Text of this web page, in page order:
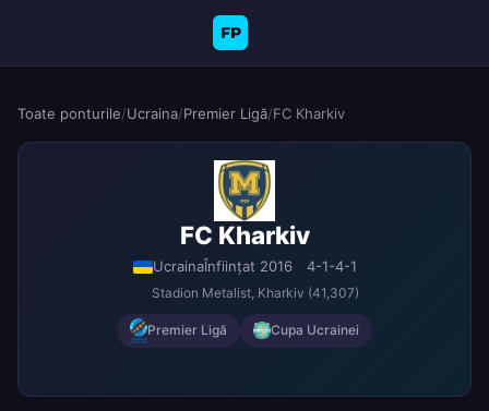
FP
Toate ponturile/Ucraina/Premier Ligă/FC Kharkiv
FC Kharkiv
UcrainaÎnființat 2016 4-1-4-1
Stadion Metalist, Kharkiv (41,307)
Premier Ligă Cupa Ucrainei